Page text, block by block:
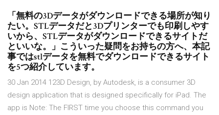
「無料の3Dデータがダウンロードできる場所が知り
たい。STLデータだと3Dプリンターでも印刷しやす
いから、STLデータがダウンロードできるサイトだ
といいな。」こういった疑問をお持ちの方へ、本記
事ではstlデータを無料でダウンロードできるサイト
を5つ紹介しています。
30 Jan 2014 123D Design, by Autodesk, is a consumer 3D
design application that is designed specifically for iPad. The
app is Note: The FIRST time you choose this command you